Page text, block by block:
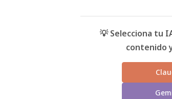
💡 Selecciona tu
contenido